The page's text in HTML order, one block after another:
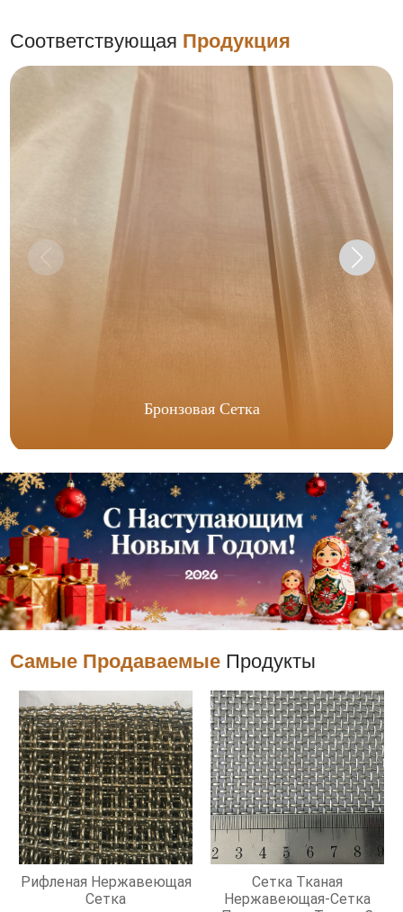
Соответствующая Продукция
Бронзовая Сетка
Самые Продаваемые Продукты
Рифленая Нержавеющая
Сетка
Сетка Тканая
Нержавеющая-Сетка